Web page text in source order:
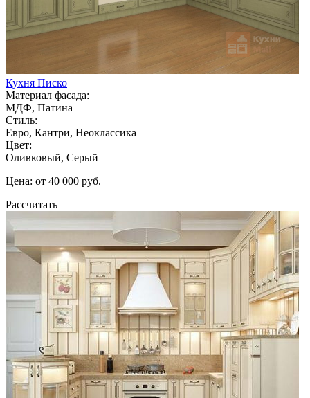
Кухня Писко
Материал фасада:
МДФ, Патина
Стиль:
Евро, Кантри, Неоклассика
Цвет:
Оливковый, Серый
Цена: от 40 000 руб.
Рассчитать